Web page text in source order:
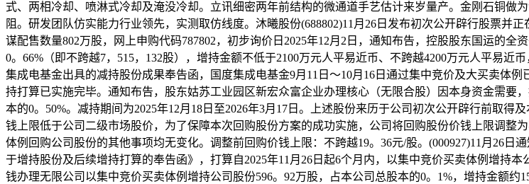
式、两相冷却、喷淋式冷却及淹没冷却。立讯细密两年前结构的微通道手艺估计来岁量产。金刚石铜
阻。研发团队仿实能力行业领先，实测取仿线度。沐曦股份(688802)11月26日发布初次公开辟行股票并
谋配售数量802万股，网上申购代码787802，初步询价日2025年12月2日，通知布告，控股股东国运的
0。66%（即不跨越7，515，132股），增持金额不低于2100万元人平易近币、不跨越4200万元人平易
集成电基金出具的减持股份成果奉告函，国度集成电基金9月11日～10月16日通过集中竞价及大买卖体
持打算已实施完毕。通知布告，股东姑苏工业园区新宏众富企业办理核心（无限合股）因本身资金需要
本的0。50%。减持期间为2025年12月18日至2026年3月17日。上述股份来历于公司初次公开辟行前取
钱上限低于公司二级市场股价，为了保障本次回购股份方案的成功实施，公司将回购股份价钱上限调整
体例回购公司股份的其他事项均无变化。调整前回购价钱上限：不跨越19。36元/股。(000927)11月26
于增持股份及后续增持打算的奉告函》，打算自2025年11月26日起6个月内，以集中竞价买卖体例增持
钱办理无限公司以集中竞价买卖体例增持公司股份596。92万股，占本公司总股本的0。1%，增持金额约